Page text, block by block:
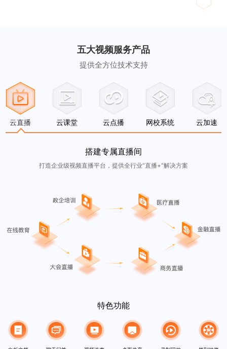
五大视频服务产品
提供全方位技术支持
云直播 云课堂 云点播 网校系统 云加速
搭建专属直播间
打造企业级视频直播平台，提供全行业“直播+”解决方案
特色功能